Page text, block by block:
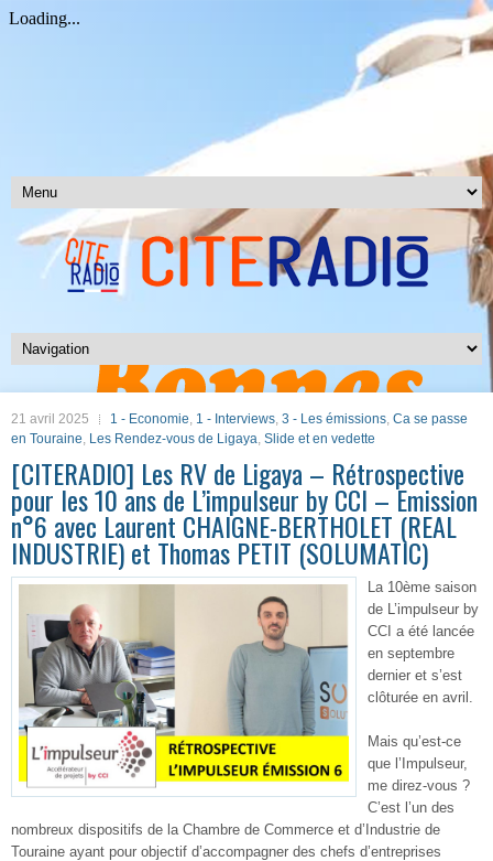
21 avril 2025 1 - Economie, 1 - Interviews, 3 - Les émissions, Ca se passe
en Touraine, Les Rendez-vous de Ligaya, Slide et en vedette
[CITERADIO] Les RV de Ligaya – Rétrospective
pour les 10 ans de L’impulseur by CCI – Emission
n°6 avec Laurent CHAIGNE-BERTHOLET (REAL
INDUSTRIE) et Thomas PETIT (SOLUMATIC)
La 10ème saison
de L’impulseur by
CCI a été lancée
en septembre
dernier et s’est
clôturée en avril.
Mais qu’est-ce
que l’Impulseur,
me direz-vous ?
C’est l’un des
nombreux dispositifs de la Chambre de Commerce et d’Industrie de
Touraine ayant pour objectif d’accompagner des chefs d’entreprises